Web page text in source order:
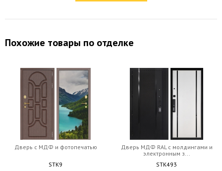
Похожие товары по отделке
Дверь c МДФ и фотопечатью
STK9
Дверь МДФ RAL с молдингами и
электронным з...
STK493